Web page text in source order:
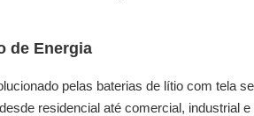
de Energia
pelas baterias de lítio com tela
residencial até comercial, industrial e